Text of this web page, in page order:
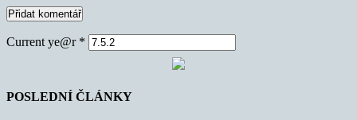
Current ye@r *
POSLEDNÍ ČLÁNKY